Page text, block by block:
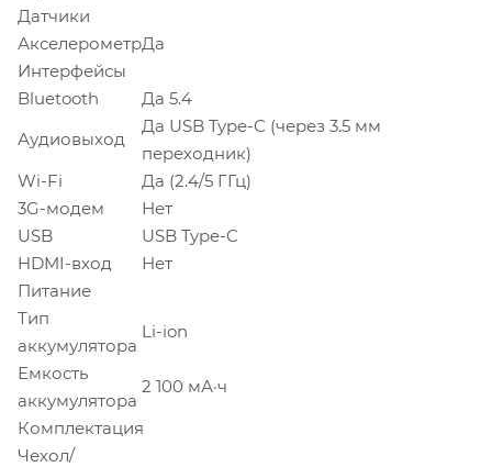
Датчики
АкселерометрДа
Интерфейсы
Bluetooth
Да 5.4
Аудиовыход
Да USB Type-C (через 3.5 мм
переходник)
Wi-Fi
Да (2.4/5 ГГц)
3G-модем
Нет
USB
USB Type-C
HDMI-вход
Нет
Питание
Тип
аккумулятора
Li-ion
Емкость
аккумулятора
2 100 мА·ч
Комплектация
Чехол/